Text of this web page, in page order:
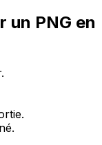
un PNG en